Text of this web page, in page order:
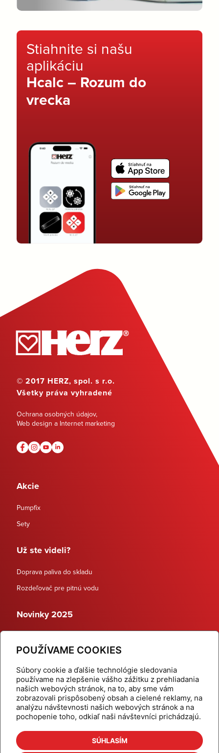
POUŽÍVAME COOKIES
Súbory cookie a ďalšie technológie sledovania
používame na zlepšenie vášho zážitku z prehliadania
našich webových stránok, na to, aby sme vám
zobrazovali prispôsobený obsah a cielené reklamy, na
analýzu návštevnosti našich webových stránok a na
pochopenie toho, odkiaľ naši návštevníci prichádzajú.
SÚHLASÍM
Stiahnite si našu
aplikáciu
Hcalc – Rozum do
vrecka
© 2017 HERZ, spol. s r.o.
Všetky práva vyhradené
Ochrana osobných údajov,
Web design a Internet marketing
Akcie
Pumpfix
Sety
Už ste videli?
Doprava paliva do skladu
Rozdeľovač pre pitnú vodu
Novinky 2025
Dynamické termostatické ventily
Domov
Produkty
Aktuality
Odber šikovné tipy
Kalkulačky
Cenníky
Na stiahnutie
Referencie